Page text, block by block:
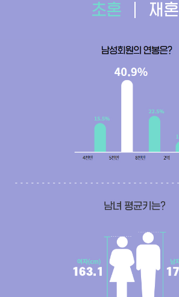
초혼 재혼